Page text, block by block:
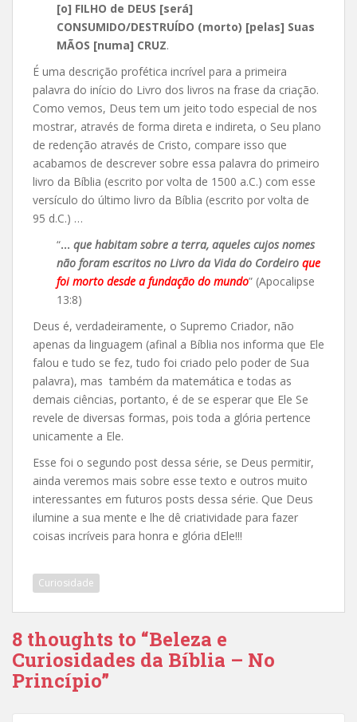
[o] FILHO de DEUS [será]
CONSUMIDO/DESTRUÍDO (morto) [pelas] Suas
MÃOS [numa] CRUZ.
É uma descrição profética incrível para a primeira
palavra do início do Livro dos livros na frase da criação.
Como vemos, Deus tem um jeito todo especial de nos
mostrar, através de forma direta e indireta, o Seu plano
de redenção através de Cristo, compare isso que
acabamos de descrever sobre essa palavra do primeiro
livro da Bíblia (escrito por volta de 1500 a.C.) com esse
versículo do último livro da Bíblia (escrito por volta de
95 d.C.) …
“… que habitam sobre a terra, aqueles cujos nomes
não foram escritos no Livro da Vida do Cordeiro que
foi morto desde a fundação do mundo” (Apocalipse
13:8)
Deus é, verdadeiramente, o Supremo Criador, não
apenas da linguagem (afinal a Bíblia nos informa que Ele
falou e tudo se fez, tudo foi criado pelo poder de Sua
palavra), mas também da matemática e todas as
demais ciências, portanto, é de se esperar que Ele Se
revele de diversas formas, pois toda a glória pertence
unicamente a Ele.
Esse foi o segundo post dessa série, se Deus permitir,
ainda veremos mais sobre esse texto e outros muito
interessantes em futuros posts dessa série. Que Deus
ilumine a sua mente e lhe dê criatividade para fazer
coisas incríveis para honra e glória dEle!!!
Curiosidade
8 thoughts to “Beleza e
Curiosidades da Bíblia – No
Princípio”